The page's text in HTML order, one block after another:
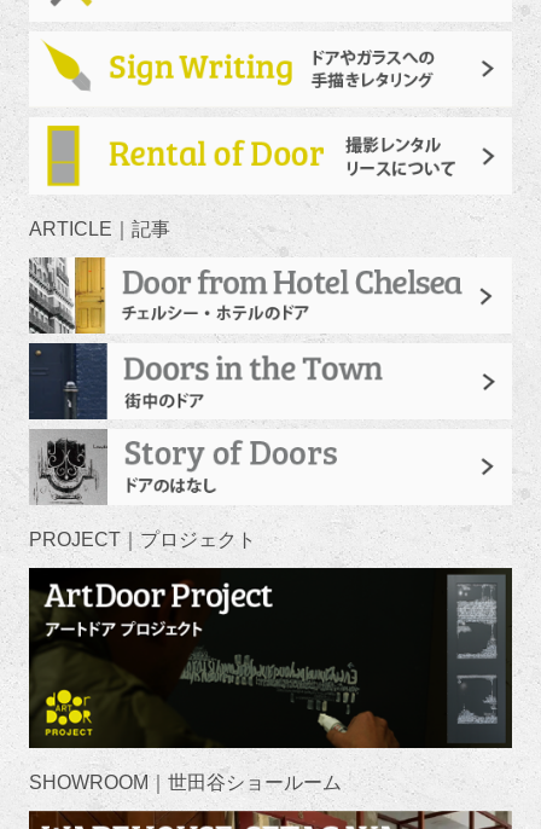
ARTICLE｜記事
PROJECT｜プロジェクト
SHOWROOM｜世田谷ショールーム